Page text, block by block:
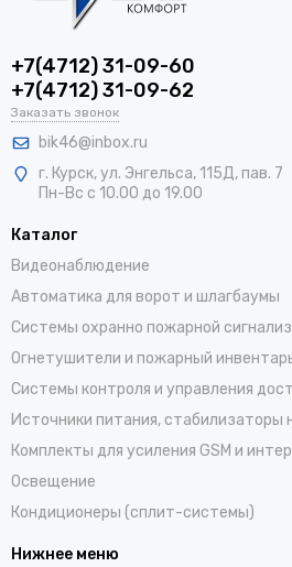
+7(4712) 31-09-60
+7(4712) 31-09-62
Заказать звонок
bik46@inbox.ru
г. Курск, ул. Энгельса, 115Д, пав. 7
Пн-Вс с 10.00 до 19.00
Каталог
Видеонаблюдение
Автоматика для ворот и шлагбаумы
Системы охранно пожарной
Огнетушители и пожарный
Системы контроля и управления
Источники питания, стабилизаторы
Комплекты для усиления GSM и
Освещение
Кондиционеры (сплит-системы)
Нижнее меню